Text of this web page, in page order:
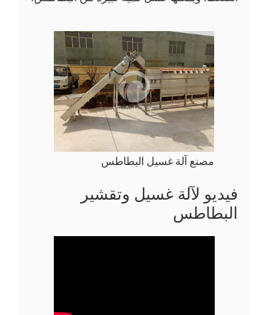
مصنع آلة غسيل البطاطس
فيديو لآلة غسيل وتقشير
البطاطس